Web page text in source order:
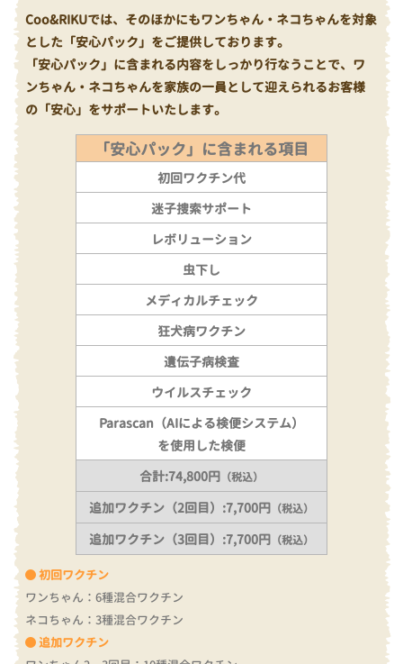
Coo&RIKUでは、そのほかにもワンちゃん・ネコちゃんを対象
とした「安心パック」をご提供しております。
「安心パック」に含まれる内容をしっかり行なうことで、ワ
ンちゃん・ネコちゃんを家族の一員として迎えられるお客様
の「安心」をサポートいたします。
初回ワクチン
ワンちゃん：6種混合ワクチン
ネコちゃん：3種混合ワクチン
追加ワクチン
「安心パック」に含まれる項目
初回ワクチン代
迷子捜索サポート
レボリューション
虫下し
メディカルチェック
狂犬病ワクチン
遺伝子病検査
ウイルスチェック
Parascan（AIによる検便システム）
を使用した検便
合計:74,800円 （税込）
追加ワクチン（2回目）:7,700円 （税込）
追加ワクチン（3回目）:7,700円 （税込）